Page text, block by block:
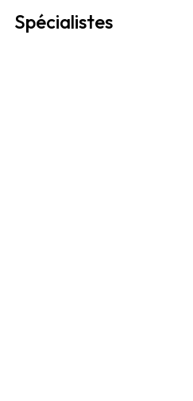
Spécialistes